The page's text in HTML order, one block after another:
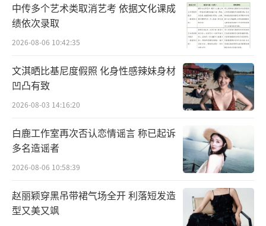
到更完整的自己。
中传多个艺术类取消艺考 依据文化课成
绩依次录取
2026-08-06 10:42:35
文淇晒比基尼度假照 化身性感辣妹身材
凹凸有致
2026-08-03 14:16:20
白鹿工作室再次否认恋情谣言 称已起诉
多名造谣者
2026-08-06 10:58:39
赵丽颖穿黑吊带裙气场全开 利落短发造
型又美又飒